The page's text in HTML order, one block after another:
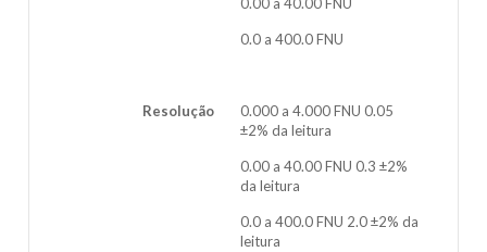
0.0 a 400.0 FNU
Resolução
0.000 a 4.000 FNU 0.05
±2% da leitura
0.00 a 40.00 FNU 0.3 ±2%
da leitura
0.0 a 400.0 FNU 2.0 ±2% da
leitura